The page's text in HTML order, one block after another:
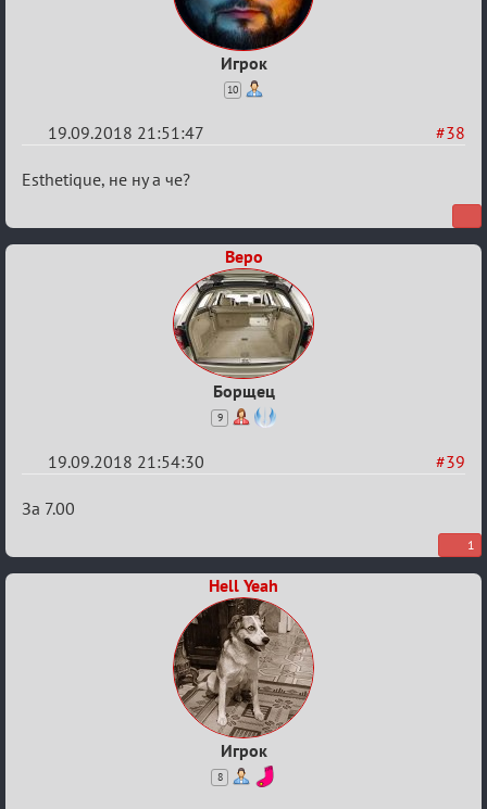
Игрок
10
#38
19.09.2018 21:51:47
Re:
X
Esthetique, не ну а че?
Веро
Борщец
9
#39
19.09.2018 21:54:30
Re:
X
За 7.00
1
Hell Yeah
Игрок
8